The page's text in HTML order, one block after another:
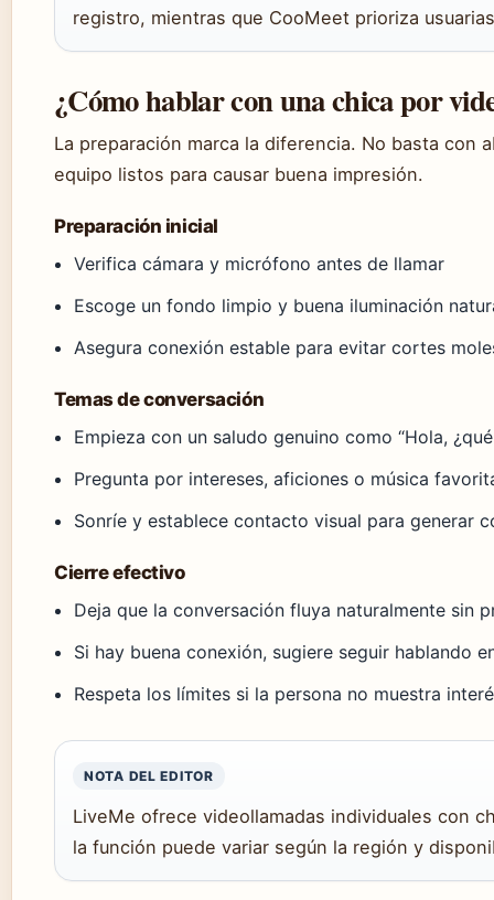
registro, mientras que CooMeet prioriza
¿Cómo hablar con una chica por
La preparación marca la diferencia. No basta con
equipo listos para causar buena impresión.
Preparación inicial
Verifica cámara y micrófono antes de llamar
Escoge un fondo limpio y buena iluminación
Asegura conexión estable para evitar cortes
Temas de conversación
Empieza con un saludo genuino como “Hola,
Pregunta por intereses, aficiones o música
Sonríe y establece contacto visual para generar
Cierre efectivo
Deja que la conversación fluya naturalmente sin
Si hay buena conexión, sugiere seguir hablando
Respeta los límites si la persona no muestra
NOTA DEL EDITOR
LiveMe ofrece videollamadas individuales con
la función puede variar según la región y